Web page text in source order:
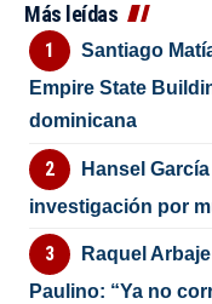
Más leídas
Santiago
Empire State
dominicana
Hansel
investigación por
Raquel
Paulino: “Ya no